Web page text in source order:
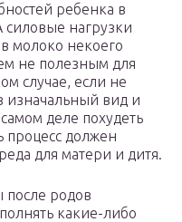
ребенка в
нагрузки
молоко некоего
не полезным для
случае, если не
изначальный вид и
деле похудеть
процесс должен
для матери и дитя.
после родов
какие-либо